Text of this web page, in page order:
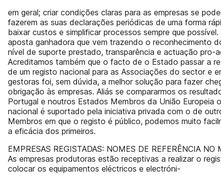
em geral; criar condições claras para as empresas se
fazerem as suas declarações periódicas de uma forma
baixar custos e simplificar processos sempre que
aposta ganhadora que vem trazendo o reconhecimento
nível de suporte prestado, transparência e actuação pro-
Acreditamos também que o facto de o Estado passar a
de um registo nacional para as Associações do sector e
gestoras foi, sem dúvida, a melhor solução para fazer
obrigação às empresas. Aliás se compararmos os
Portugal e noutros Estados Membros da União Europeia
nacional é suportado pela iniciativa privada com o de
Membros em que o registo é público, podemos muito
a eficácia dos primeiros.
EMPRESAS REGISTADAS: NOMES DE REFERÊNCIA NO
As empresas produtoras estão receptivas a realizar o
colocar os equipamentos eléctricos e electróni-